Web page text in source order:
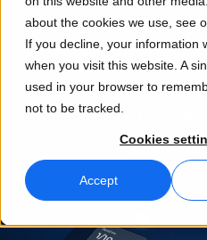
about the cookies we use, see
If you decline, your information
when you visit this website. A
used in your browser to
not to be tracked.
Cookies
Accept
Media och
Ta berättelser till varje skärm
Konsult- och
Nå och konvertera globalt
AI-tolkning
Röstöversättning i realtid
Kvalitetssäkring
Effektiv dubbning i stor skala
E-böcker
Fördjupande guider och strategier
Webbinarier on demand
Partners
Nyheter
Lia Live är en
kombinerar AI och
behövs som mest.
Anpassad efter syfte,
Begär en